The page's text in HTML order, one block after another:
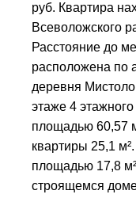
руб. Квартира
Всеволожского
Расстояние до
расположена по
деревня
этаже 4
площадью 60,57
квартиры 25,1
площадью 17,8
строящемся